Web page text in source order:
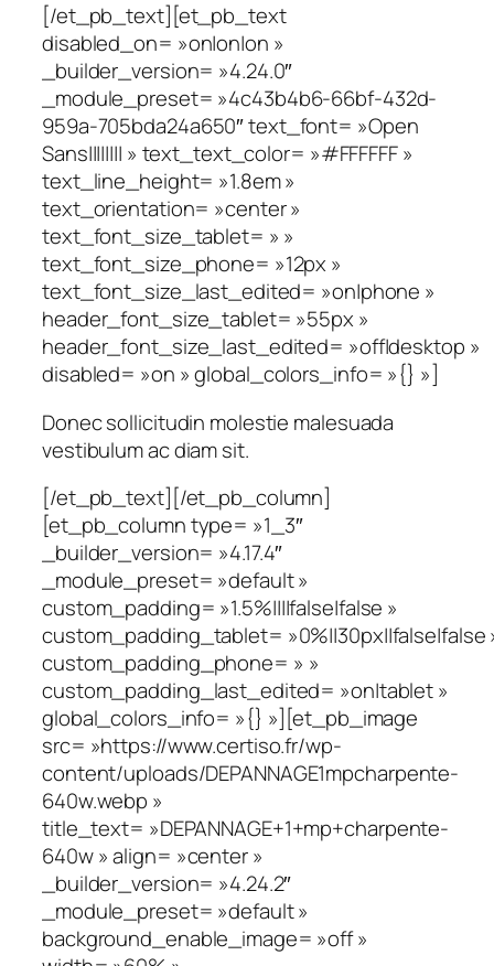
[/et_pb_text][et_pb_text
disabled_on= »on|on|on »
_builder_version= »4.24.0″
_module_preset= »4c43b4b6-66bf-432d-
959a-705bda24a650″ text_font= »Open
Sans|||||||| » text_text_color= »#FFFFFF »
text_line_height= »1.8em »
text_orientation= »center »
text_font_size_tablet= » »
text_font_size_phone= »12px »
text_font_size_last_edited= »on|phone »
header_font_size_tablet= »55px »
header_font_size_last_edited= »off|desktop »
disabled= »on » global_colors_info= »{} »]
Donec sollicitudin molestie malesuada
vestibulum ac diam sit.
[/et_pb_text][/et_pb_column]
[et_pb_column type= »1_3″
_builder_version= »4.17.4″
_module_preset= »default »
custom_padding= »1.5%||||false|false »
custom_padding_tablet= »0%||30px||false|false
custom_padding_phone= » »
custom_padding_last_edited= »on|tablet »
global_colors_info= »{} »][et_pb_image
src= »https://www.certiso.fr/wp-
content/uploads/DEPANNAGE1mpcharpente-
640w.webp »
title_text= »DEPANNAGE+1+mp+charpente-
640w » align= »center »
_builder_version= »4.24.2″
_module_preset= »default »
background_enable_image= »off »